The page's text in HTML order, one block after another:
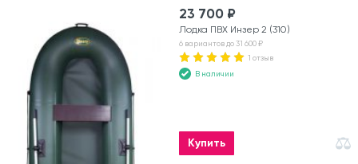
23 700 ₽
Лодка ПВХ Инзер 2 (310)
6 вариантов до 31 600 ₽
1 отзыв
В наличии
Купить